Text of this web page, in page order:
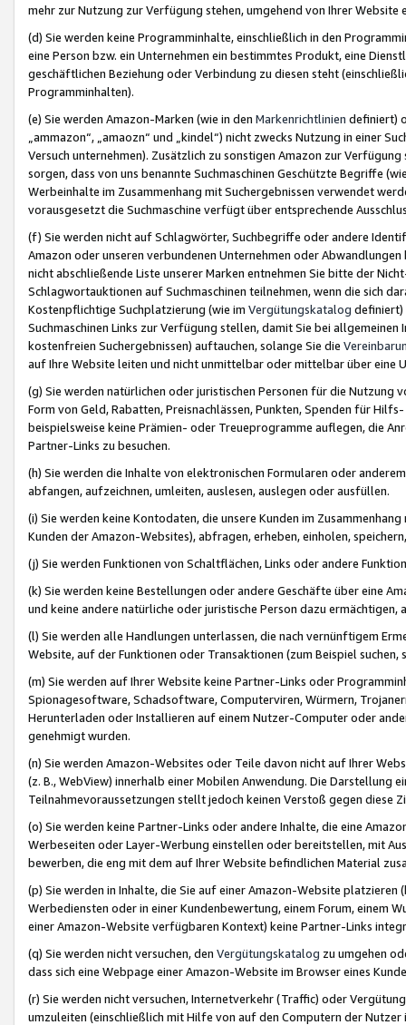
mehr zur Nutzung zur Verfügung stehen, umgehend von Ihrer
(d) Sie werden keine Programminhalte, einschließlich in den
eine Person bzw. ein Unternehmen ein bestimmtes Produkt, eine
geschäftlichen Beziehung oder Verbindung zu diesen steht
Programminhalten).
(e) Sie werden Amazon-Marken (wie in den Markenrichtlinien definiert)
„ammazon“, „amaozn“ und „kindel“) nicht zwecks Nutzung in einer
Versuch unternehmen). Zusätzlich zu sonstigen Amazon zur
sorgen, dass von uns benannte Suchmaschinen Geschützte Begriffe
Werbeinhalte im Zusammenhang mit Suchergebnissen verwendet
vorausgesetzt die Suchmaschine verfügt über entsprechende
(f) Sie werden nicht auf Schlagwörter, Suchbegriffe oder andere
Amazon oder unseren verbundenen Unternehmen oder
nicht abschließende Liste unserer Marken entnehmen Sie bitte der
Schlagwortauktionen auf Suchmaschinen teilnehmen, wenn die sich
Kostenpflichtige Suchplatzierung (wie im Vergütungskatalog definiert)
Suchmaschinen Links zur Verfügung stellen, damit Sie bei
kostenfreien Suchergebnissen) auftauchen, solange Sie die
auf Ihre Website leiten und nicht unmittelbar oder mittelbar über eine
(g) Sie werden natürlichen oder juristischen Personen für die Nutzung
Form von Geld, Rabatten, Preisnachlässen, Punkten, Spenden für
beispielsweise keine Prämien- oder Treueprogramme auflegen, die
Partner-Links zu besuchen.
(h) Sie werden die Inhalte von elektronischen Formularen oder
abfangen, aufzeichnen, umleiten, auslesen, auslegen oder ausfüllen.
(i) Sie werden keine Kontodaten, die unsere Kunden im
Kunden der Amazon-Websites), abfragen, erheben, einholen,
(j) Sie werden Funktionen von Schaltflächen, Links oder andere
(k) Sie werden keine Bestellungen oder andere Geschäfte über eine
und keine andere natürliche oder juristische Person dazu
(l) Sie werden alle Handlungen unterlassen, die nach vernünftigem
Website, auf der Funktionen oder Transaktionen (zum Beispiel
(m) Sie werden auf Ihrer Website keine Partner-Links oder
Spionagesoftware, Schadsoftware, Computerviren, Würmern,
Herunterladen oder Installieren auf einem Nutzer-Computer oder
genehmigt wurden.
(n) Sie werden Amazon-Websites oder Teile davon nicht auf Ihrer
(z. B., WebView) innerhalb einer Mobilen Anwendung. Die Darstellung
Teilnahmevoraussetzungen stellt jedoch keinen Verstoß gegen diese
(o) Sie werden keine Partner-Links oder andere Inhalte, die eine
Werbeseiten oder Layer-Werbung einstellen oder bereitstellen, mit
bewerben, die eng mit dem auf Ihrer Website befindlichen Material
(p) Sie werden in Inhalte, die Sie auf einer Amazon-Website
Werbediensten oder in einer Kundenbewertung, einem Forum, einem
einer Amazon-Website verfügbaren Kontext) keine Partner-Links
(q) Sie werden nicht versuchen, den Vergütungskatalog zu umgehen
dass sich eine Webpage einer Amazon-Website im Browser eines
(r) Sie werden nicht versuchen, Internetverkehr (Traffic) oder
umzuleiten (einschließlich mit Hilfe von auf den Computern der